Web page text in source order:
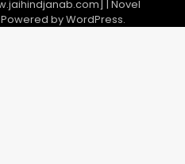
| Novel
byWordPress.